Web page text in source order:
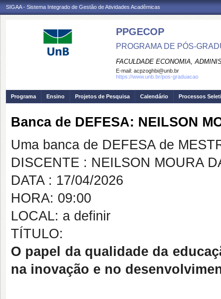
SIGAA - Sistema Integrado de Gestão de Atividades Acadêmicas
PPGECOP
PROGRAMA DE PÓS-
FACULDADE ECONOMIA,
E-mail: acpzoghbi@unb.br
https://www.unb.br/pos-graduacao
Programa Ensino Projetos de Pesquisa Calendário Processos
Banca de DEFESA: NEILSON
Uma banca de DEFESA de
DISCENTE : NEILSON MOURA
DATA : 17/04/2026
HORA: 09:00
LOCAL: a definir
TÍTULO:
O papel da qualidade da
na inovação e no